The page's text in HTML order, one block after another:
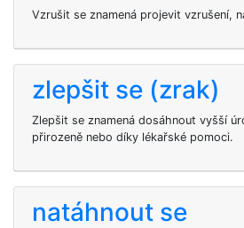
Vzrušit se znamená projevit vzrušení,
zlepšit se (zrak)
Zlepšit se znamená dosáhnout vyšší
přirozeně nebo díky lékařské pomoci.
natáhnout se